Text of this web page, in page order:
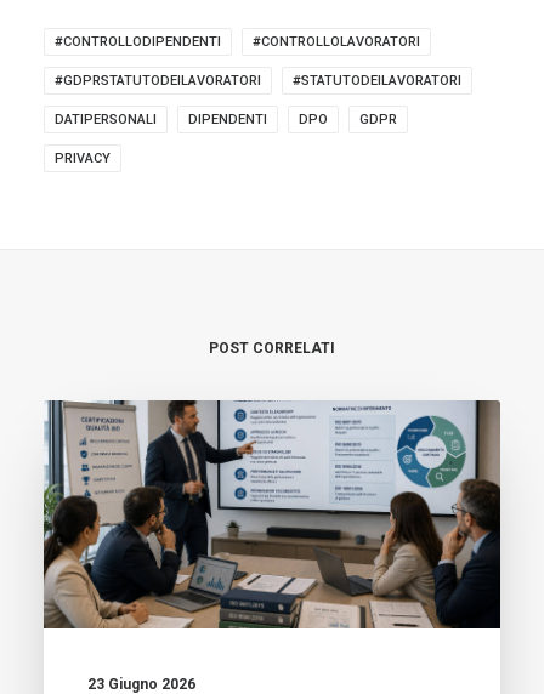
#CONTROLLODIPENDENTI #CONTROLLOLAVORATORI
#GDPRSTATUTODEILAVORATORI #STATUTODEILAVORATORI
DATIPERSONALI DIPENDENTI DPO GDPR
PRIVACY
POST CORRELATI
23 Giugno 2026